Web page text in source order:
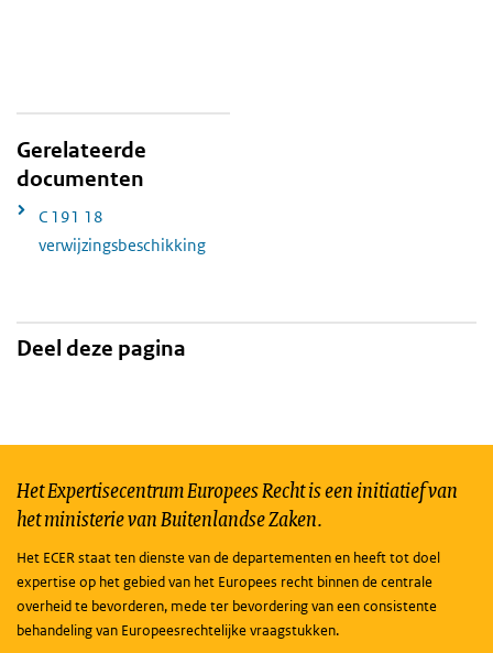
Gerelateerde
documenten
C 191 18
verwijzingsbeschikking
Deel deze pagina
Het Expertisecentrum Europees Recht is een initiatief van
het ministerie van Buitenlandse Zaken.
Het ECER staat ten dienste van de departementen en heeft tot doel
expertise op het gebied van het Europees recht binnen de centrale
overheid te bevorderen, mede ter bevordering van een consistente
behandeling van Europeesrechtelijke vraagstukken.